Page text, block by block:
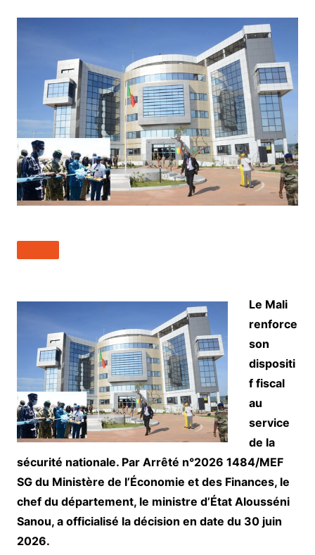
Le Mali
renforce
son
dispositi
f fiscal
au
service
de la
sécurité nationale. Par Arrêté n°2026 1484/MEF
SG du Ministère de l’Économie et des Finances, le
chef du département, le ministre d’État Alousséni
Sanou, a officialisé la décision en date du 30 juin
2026.